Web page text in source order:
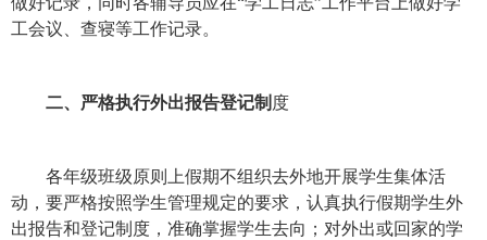
工会议、查寝等工作记录。
二、严格执行外出报告登记制 度
各年级班级原则上假期不组织去外地开展学生集体活
动，要严格按照学生管理规定的要求，认真执行假期学生外
出报告和登记制度，准确掌握学生去向；对外出或回家的学